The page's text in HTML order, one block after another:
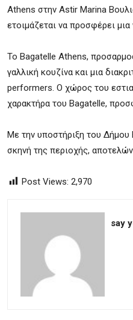
Athens στην Astir Marina
ετοιμάζεται να προσφέρει
Το Bagatelle Athens,
γαλλική κουζίνα και μια
performers. Ο χώρος του
χαρακτήρα του Bagatelle,
Με την υποστήριξη του Δήμου
σκηνή της περιοχής,
Post Views: 2,970
say